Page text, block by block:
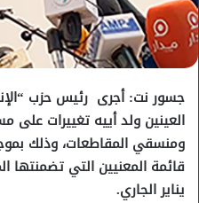
جسور نت: أجرى رئيس حزب
العينين ولد أييه تغييرات
ومنسقي المقاطعات، وذلك
يناير الجاري.